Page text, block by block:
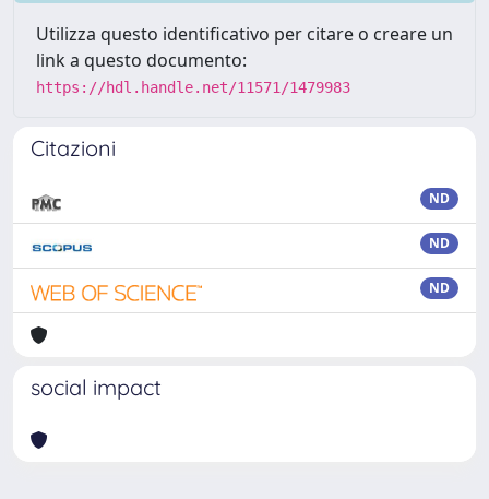
Utilizza questo identificativo per citare o creare un
link a questo documento:
https://hdl.handle.net/11571/1479983
Citazioni
ND
ND
ND
social impact